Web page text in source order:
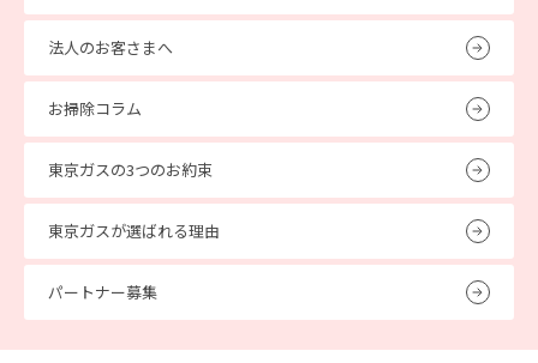
法人のお客さまへ
お掃除コラム
東京ガスの3つのお約束
東京ガスが選ばれる理由
パートナー募集